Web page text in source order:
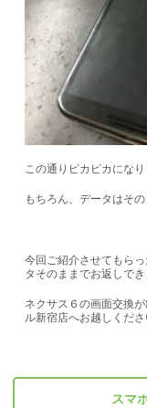
この通りピカピカになり
もちろん、データはそ
今回ご紹介させてもら
タそのままでお返しでき
ネクサス６の画面交換
ル新宿店へお越しくださ
スマ